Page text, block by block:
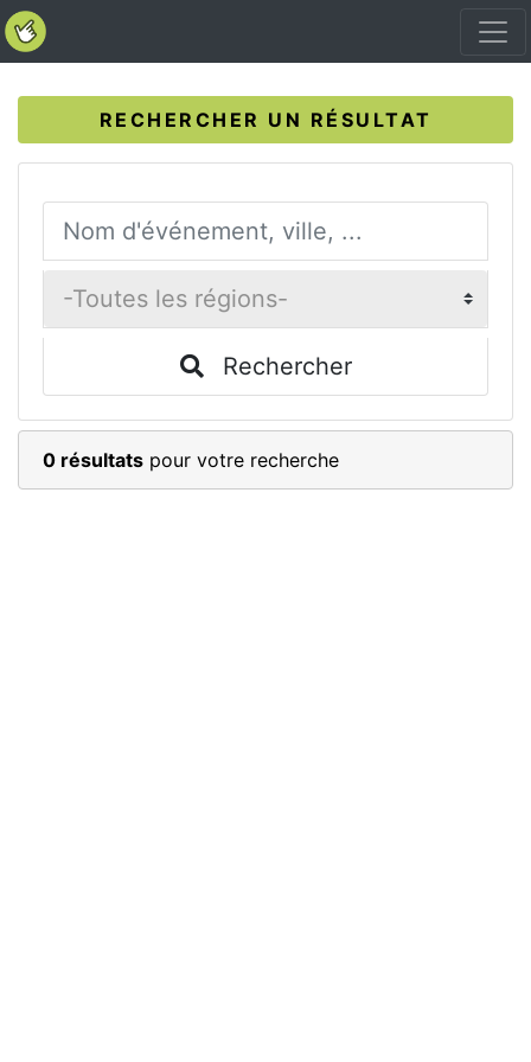
RECHERCHER UN RÉSULTAT
Rechercher
0 résultats pour votre recherche